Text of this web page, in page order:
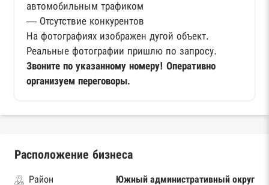
автомобильным трафиком
— Отсутствие конкурентов
На фотографиях изображен дугой объект.
Реальные фотографии пришлю по запросу.
Звоните по указанному номеру! Оперативно
организуем переговоры.
Расположение бизнеса
Район
Южный административный округ